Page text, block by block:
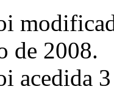
de 2008.
acedida